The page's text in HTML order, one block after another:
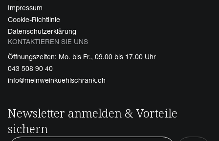
Impressum
Cookie-Richtlinie
Datenschutzerklärung
KONTAKTIEREN SIE UNS
Öffnungszeiten: Mo. bis Fr., 09.00 bis 17.00 Uhr
043 508 90 40
info@meinweinkuehlschrank.ch
Newsletter anmelden & Vorteile
sichern